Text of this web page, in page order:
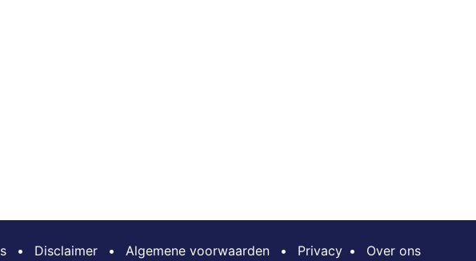
• Disclaimer • Algemene voorwaarden • Privacy • Over ons